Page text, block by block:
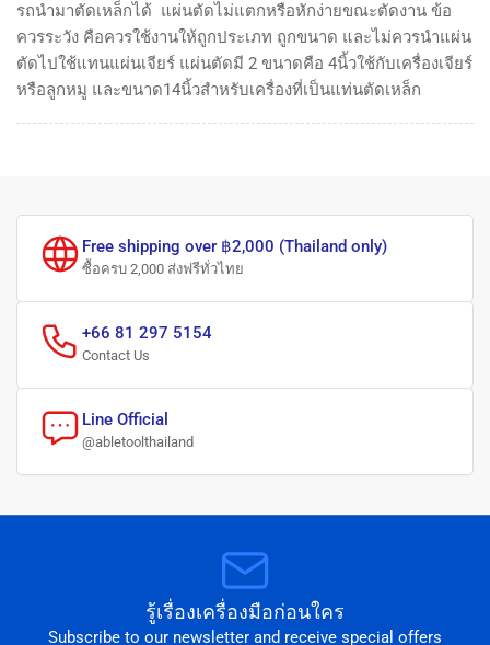
รถนำมาตัดเหล็กได้ แผ่นตัดไม่แตกหรือหักง่ายขณะตัดงาน ข้อ
ควรระวัง คือควรใช้งานให้ถูกประเภท ถูกขนาด และไม่ควรนำแผ่น
ตัดไปใช้แทนแผ่นเจียร์ แผ่นตัดมี 2 ขนาดคือ 4นิ้วใช้กับเครื่องเจียร์
หรือลูกหมู และขนาด14นิ้วสำหรับเครื่องที่เป็นแท่นตัดเหล็ก
Free shipping over ฿2,000 (Thailand only)
ซื้อครบ 2,000 ส่งฟรีทั่วไทย
+66 81 297 5154
Contact Us
Line Official
@abletoolthailand
รู้เรื่องเครื่องมือก่อนใคร
Subscribe to our newsletter and receive special offers